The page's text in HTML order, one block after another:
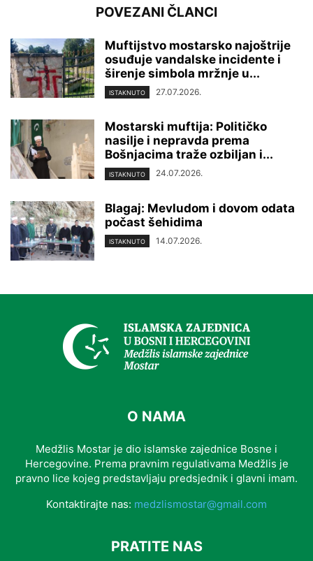
POVEZANI ČLANCI
Muftijstvo mostarsko najoštrije
osuđuje vandalske incidente i
širenje simbola mržnje u...
ISTAKNUTO 27.07.2026.
Mostarski muftija: Političko
nasilje i nepravda prema
Bošnjacima traže ozbiljan i...
ISTAKNUTO 24.07.2026.
Blagaj: Mevludom i dovom odata
počast šehidima
ISTAKNUTO 14.07.2026.
O NAMA
Medžlis Mostar je dio islamske zajednice Bosne i
Hercegovine. Prema pravnim regulativama Medžlis je
pravno lice kojeg predstavljaju predsjednik i glavni imam.
Kontaktirajte nas: medzlismostar@gmail.com
PRATITE NAS